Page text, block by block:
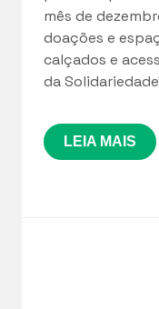
mês de
doações e
calçados e
da
LEIA MAIS